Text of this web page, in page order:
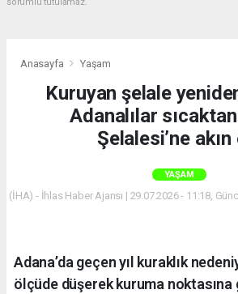
Anasayfa Yaşam
Kuruyan şelale
Adanalılar
Şelalesi’ne
YAŞAM
(İHA) - İhlas Haber Ajansı | 29.07.2026 - 11:18,
Adana’da geçen yıl kuraklık
ölçüde düşerek kuruma noktasına